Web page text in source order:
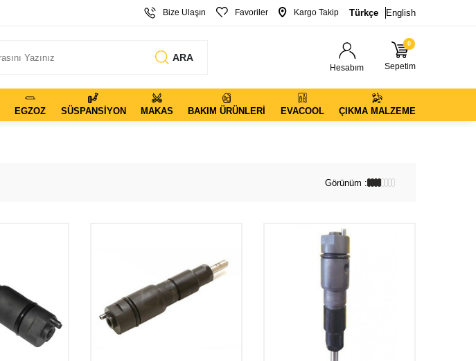
Bize Ulaşın Favoriler Kargo Takip Türkçe English
ARA
Hesabım
0
Sepetim
EGZOZ SÜSPANSIYON MAKAS BAKIM ÜRÜNLERI EVACOOL ÇIKMA MALZEME
Görünüm :